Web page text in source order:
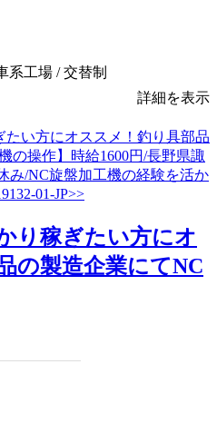
系工場 / 交替制
詳細を表示
り稼ぎたい方にオ
の製造企業にてNC